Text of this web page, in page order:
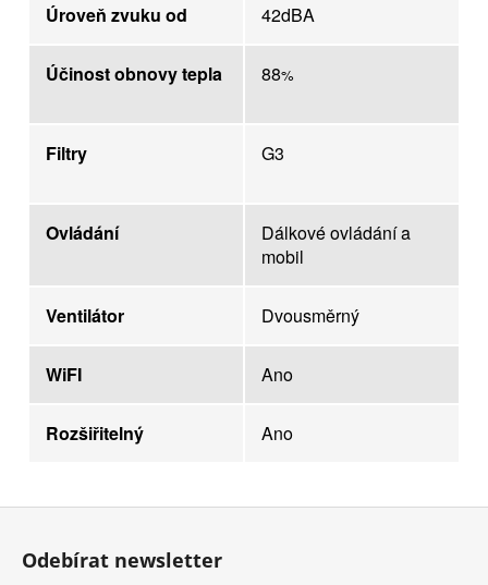
Úroveň zvuku od 42dBA
Účinost obnovy tepla 88%
Filtry G3
Ovládání
Dálkové ovládání a
mobil
Ventilátor Dvousměrný
WiFI Ano
Rozšiřitelný Ano
Z
Odebírat newsletter